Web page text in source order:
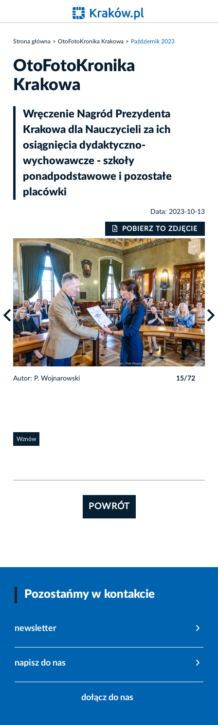
Strona główna OtoFotoKronika Krakowa Październik 2023
OtoFotoKronika
Krakowa
Wręczenie Nagród Prezydenta
Krakowa dla Nauczycieli za ich
osiągnięcia dydaktyczno-
wychowawcze - szkoły
ponadpodstawowe i pozostałe
placówki
Data: 2023-10-13
POBIERZ TO ZDJĘCIE
Autor: P. Wojnarowski 15/72
Wznów
POWRÓT
Pozostańmy w kontakcie
newsletter
napisz do nas
dołącz do nas